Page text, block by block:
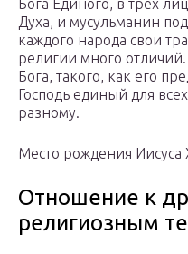
Бога Единого, в трех
Духа, и мусульманин
каждого народа свои
религии много
Бога, такого, как его
Господь единый для
разному.
Место рождения Иисуса
Отношение к
религиозным